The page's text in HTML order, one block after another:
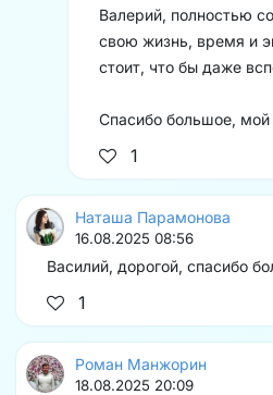
Валерий, полностью
свою жизнь, время и
стоит, что бы даже
Спасибо большое, мой
1
Наташа Парамонова
16.08.2025 08:56
Василий, дорогой, спасибо
1
Роман Манжорин
18.08.2025 20:09